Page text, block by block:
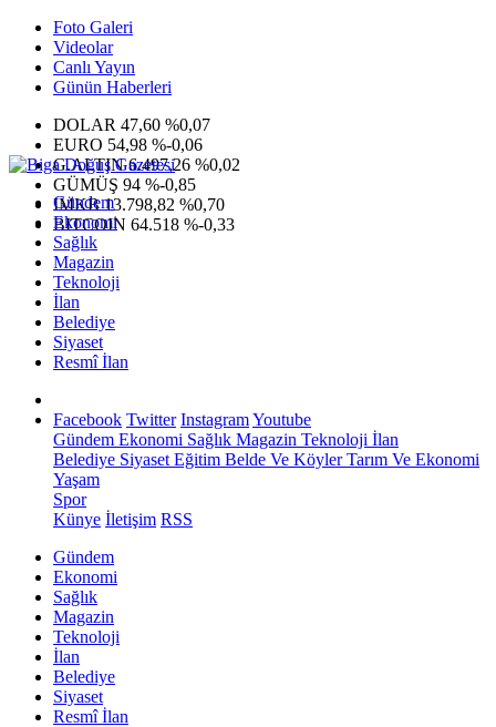
Foto Galeri
Videolar
Canlı Yayın
Günün Haberleri
DOLAR 47,60 %0,07
EURO 54,98 %-0,06
G.ALTIN6.497,26 %0,02
GÜMÜŞ 94 %-0,85
IMKB13.798,82 %0,70
BITCOIN 64.518 %-0,33
Gündem
Ekonomi
Sağlık
Magazin
Teknoloji
İlan
Belediye
Siyaset
Resmî İlan
Facebook Twitter InstagramYoutube
Gündem Ekonomi Sağlık Magazin Teknoloji İlan
Belediye Siyaset Eğitim Belde Ve KöylerTarım Ve Ekonomi
Yaşam
Spor
Künye İletişim RSS
Gündem
Ekonomi
Sağlık
Magazin
Teknoloji
İlan
Belediye
Siyaset
Resmî İlan